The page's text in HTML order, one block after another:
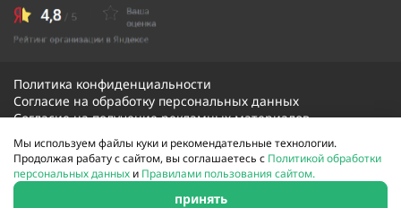
Политика конфиденциальности
Согласие на обработку персональных данных
Согласие на получение рекламных материалов
© 2026 Скорая оконная помощь. Все права защищены.
Сайт не является публичной офертой и носит
информационный характер.
Мы используем файлы куки и рекомендательные технологии.
Продолжая рабату с сайтом, вы соглашаетесь с Политикой обработки
персональных данных и Правилами пользования сайтом.
принять